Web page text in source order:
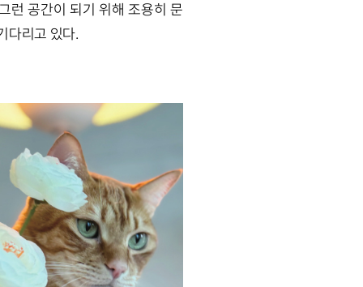
런 공간이 되기 위해 조용히 문
다리고 있다.